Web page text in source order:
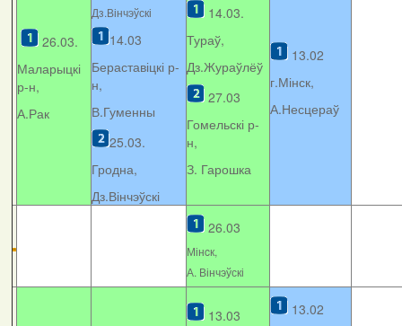
26.03.
Маларыцкі
р-н,
А.Рак
Дз.Вінчэўскі
14.03
Бераставіцкі р-
н,
В.Гуменны
25.03.
Гродна,
Дз.Вінчэўскі
14.03.
Тураў,
Дз.Жураўлёў
27.03
Гомельскі р-
н,
З. Гарошка
13.02
г.Мінск,
А.Несцераў
26.03
Мінcк,
А. Вінчэўскі
13.03
13.02